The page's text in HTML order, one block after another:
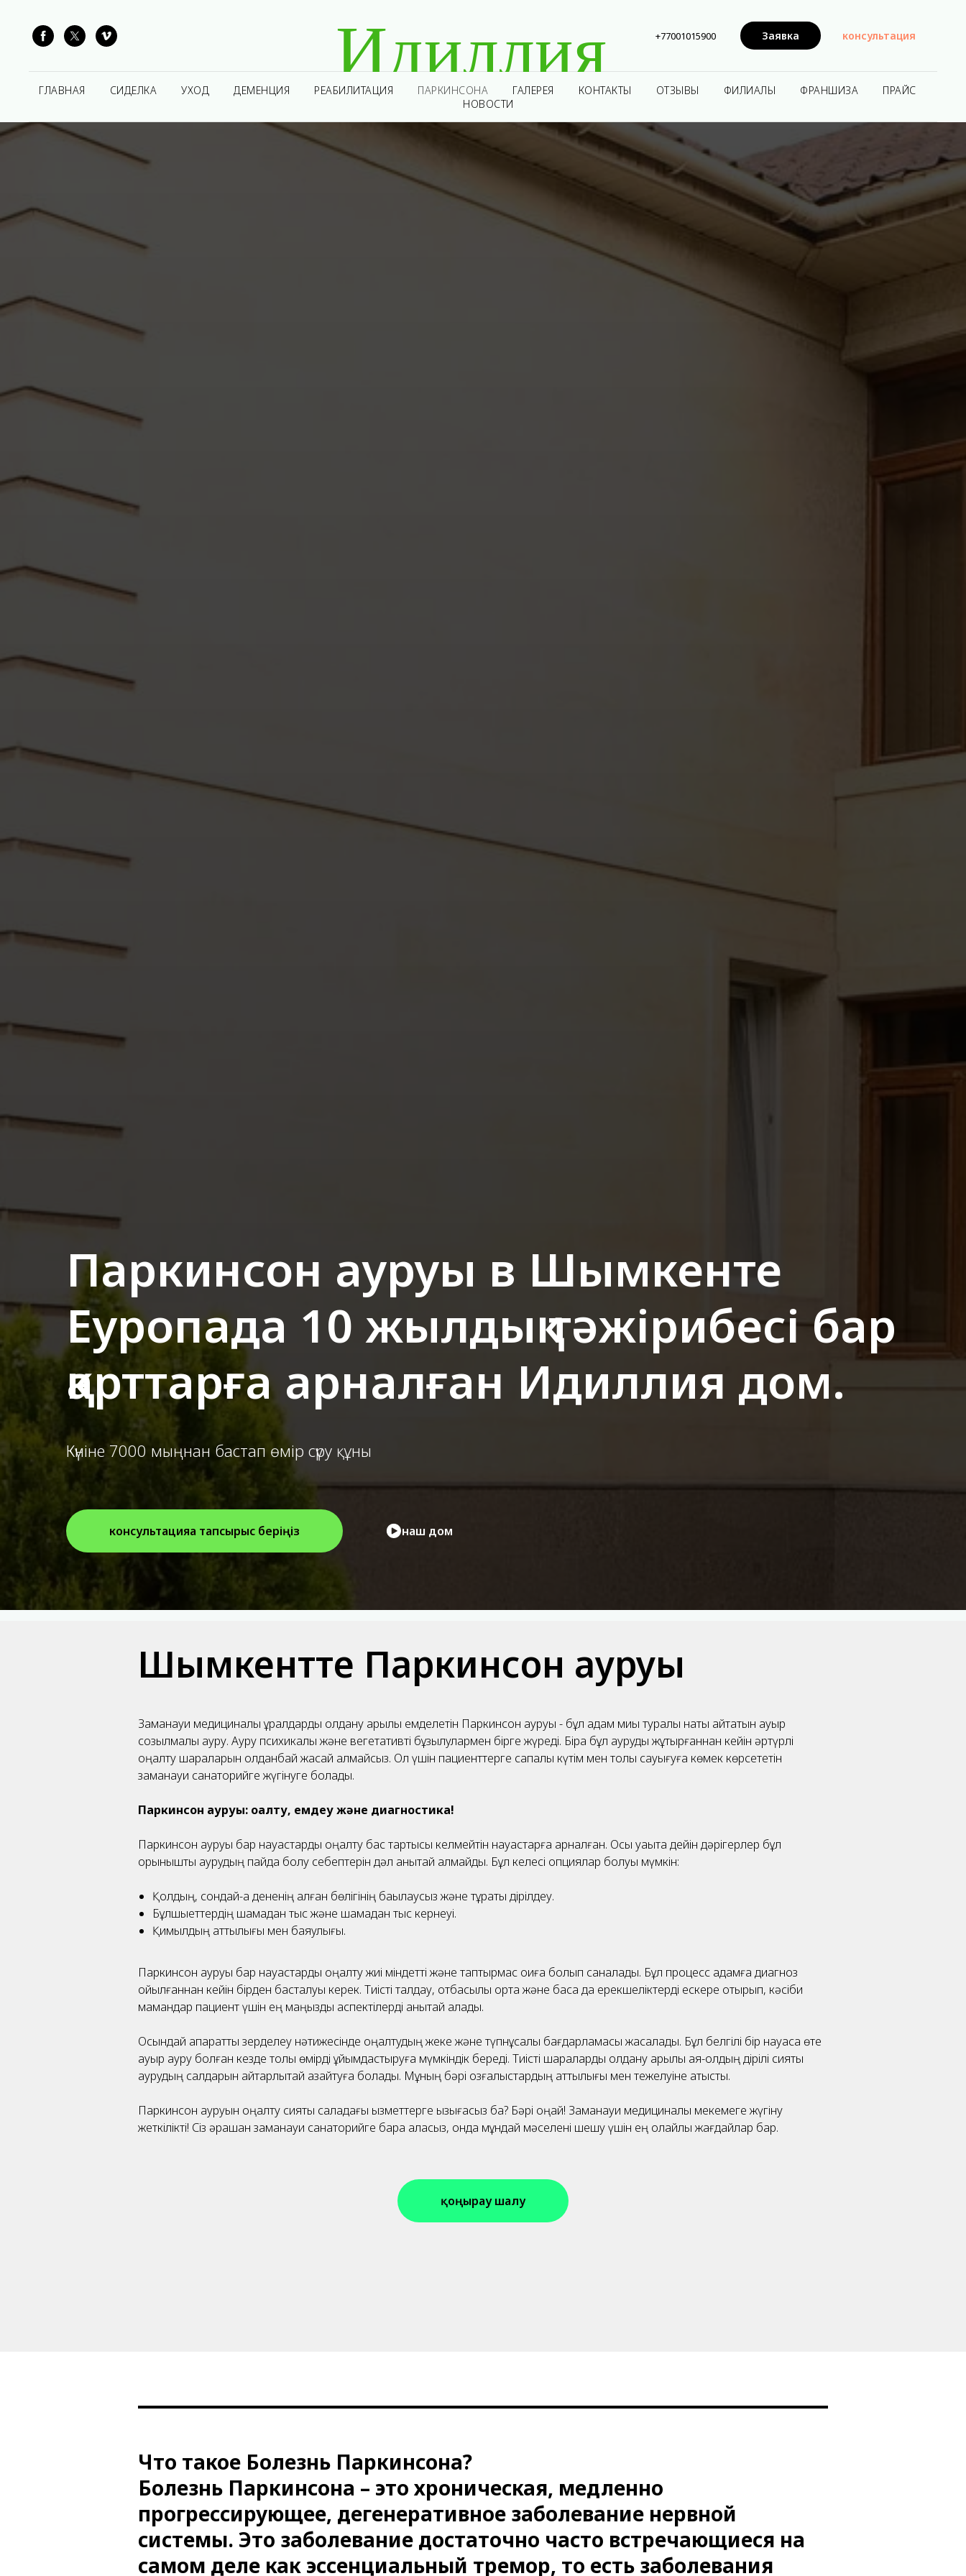
Идиллия +77001015900 Заявка консультация
ГЛАВНАЯ СИДЕЛКА УХОД ДЕМЕНЦИЯ РЕАБИЛИТАЦИЯ ПАРКИНСОНА ГАЛЕРЕЯ КОНТАКТЫ ОТЗЫВЫ ФИЛИАЛЫ ФРАНШИЗА
ПРАЙС
НОВОСТИ
Паркинсон ауруы в Шымкенте
Еуропада 10 жылдық тәжірибесі бар
қарттарға арналған Идиллия дом.
Күніне 7000 мыңнан бастап өмір сүру құны
консультацияға тапсырыс беріңіз наш дом
Шымкентте Паркинсон ауруы
Заманауи медициналық құралдарды қолдану арқылы емделетін Паркинсон ауруы - бұл адам миы туралы нақты айтатын ауыр
созылмалы ауру. Ауру психикалық және вегетативті бұзылулармен бірге жүреді. Бірақ бұл ауруды жұқтырғаннан кейін әртүрлі
оңалту шараларын қолданбай жасай алмайсыз. Ол үшін пациенттерге сапалы күтім мен толық сауығуға көмек көрсететін
заманауи санаторийге жүгінуге болады.
Паркинсон ауруы: оңалту, емдеу және диагностика!
Паркинсон ауруы бар науқастарды оңалту бас тартқысы келмейтін науқастарға арналған. Осы уақытқа дейін дәрігерлер бұл
қорқынышты аурудың пайда болу себептерін дәл анықтай алмайды. Бұл келесі опциялар болуы мүмкін:
Қолдың, сондай-ақ дененің қалған бөлігінің бақылаусыз және тұрақты дірілдеу.
Бұлшықеттердің шамадан тыс және шамадан тыс кернеуі.
Қимылдың қаттылығы мен баяулығы.
Паркинсон ауруы бар науқастарды оңалту жиі міндетті және таптырмас оқиға болып саналады. Бұл процесс адамға диагноз
қойылғаннан кейін бірден басталуы керек. Тиісті талдау, отбасылық орта және басқа да ерекшеліктерді ескере отырып, кәсіби
мамандар пациент үшін ең маңызды аспектілерді анықтай алады.
Осындай ақпаратты зерделеу нәтижесінде оңалтудың жеке және түпнұсқалық бағдарламасы жасалады. Бұл белгілі бір науқасқа өте
ауыр ауру болған кезде толық өмірді ұйымдастыруға мүмкіндік береді. Тиісті шараларды қолдану арқылы аяқ-қолдың дірілі сияқты
аурудың салдарын айтарлықтай азайтуға болады. Мұның бәрі қозғалыстардың қаттылығы мен тежелуіне қатысты.
Паркинсон ауруын оңалту сияқты саладағы қызметтерге қызығасыз ба? Бәрі оңай! Заманауи медициналық мекемеге жүгіну
жеткілікті! Сіз әрқашан заманауи санаторийге бара аласыз, онда мұндай мәселені шешу үшін ең қолайлы жағдайлар бар.
қоңырау шалу
Что такое Болезнь Паркинсона?
Болезнь Паркинсона – это хроническая, медленно
прогрессирующее, дегенеративное заболевание нервной
системы. Это заболевание достаточно часто встречающиеся на
самом деле как эссенциальный тремор, то есть заболевания